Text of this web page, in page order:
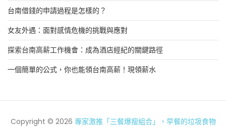
台南借錢的申請過程是怎樣的？
女友外遇：面對感情危機的挑戰與應對
探索台南高薪工作機會：成為酒店經紀的關鍵路徑
一個簡單的公式，你也能領台南高薪！現領薪水
Copyright © 2026 專家激推「三餐爆瘦組合」，早餐的垃圾食物